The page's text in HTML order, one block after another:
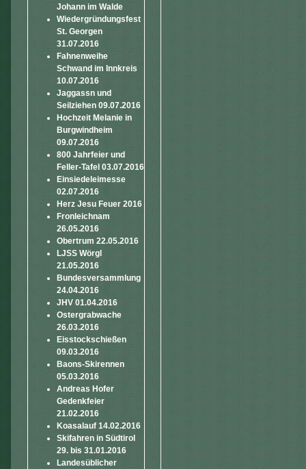
Johann im Walde
Wiedergründungsfest
St. Georgen
31.07.2016
Fahnenweihe
Schwand im Innkreis
10.07.2016
Jaggassn und
Seilziehen 09.07.2016
Hochzeit Melanie in
Burgwindheim
09.07.2016
800 Jahrfeier und
Feller-Tafel 03.07.2016
Einsiedeleimesse
02.07.2016
Herz Jesu Feuer 2016
Fronleichnam
26.05.2016
Obertrum 22.05.2016
LJSS Wörgl
21.05.2016
Bundesversammlung
24.04.2016
JHV 01.04.2016
Ostergrabwache
26.03.2016
Eisstockschießen
09.03.2016
Baons-Skirennen
05.03.2016
Andreas Hofer
Gedenkfeier
21.02.2016
Koasalauf 14.02.2016
Skifahren in Südtirol
29. bis 31.01.2016
Landesüblicher